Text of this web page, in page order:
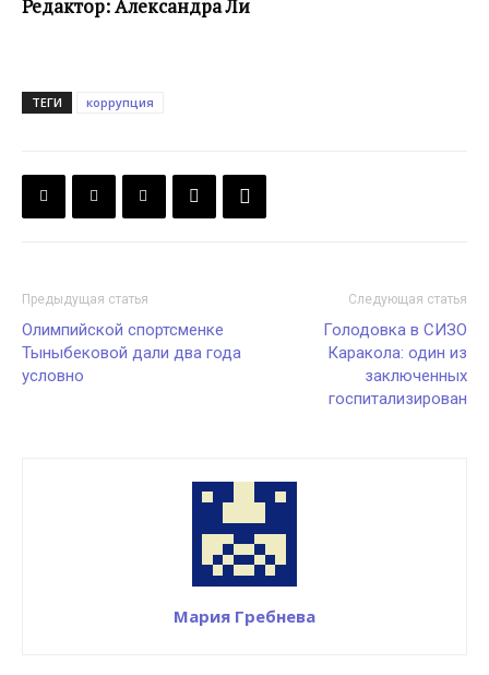
Редактор: Александра Ли
ТЕГИ коррупция
Предыдущая статья
Олимпийской спортсменке
Тыныбековой дали два года
условно
Следующая статья
Голодовка в СИЗО
Каракола: один из
заключенных
госпитализирован
Мария Гребнева